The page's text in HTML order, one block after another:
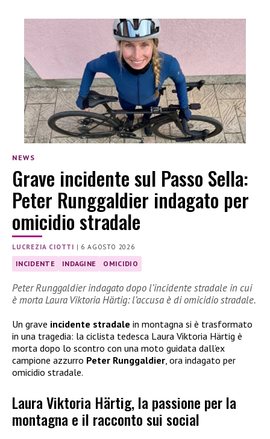
NEWS
Grave incidente sul Passo Sella:
Peter Runggaldier indagato per
omicidio stradale
LUCREZIA CIOTTI | 6 AGOSTO 2026
INCIDENTE INDAGINE OMICIDIO
Peter Runggaldier indagato dopo l’incidente stradale in cui
è morta Laura Viktoria Härtig: l’accusa è di omicidio stradale.
Un grave incidente stradale in montagna si è trasformato
in una tragedia: la ciclista tedesca Laura Viktoria Härtig è
morta dopo lo scontro con una moto guidata dall’ex
campione azzurro Peter Runggaldier , ora indagato per
omicidio stradale.
Laura Viktoria Härtig, la passione per la
montagna e il racconto sui social